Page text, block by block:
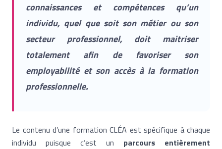
connaissances et compétences qu’un
individu, quel que soit son métier ou son
secteur professionnel, doit maitriser
totalement afin de favoriser son
employabilité et son accès à la formation
professionnelle.
Le contenu d’une formation CLÉA est spécifique à chaque
individu puisque c’est un parcours entièrement